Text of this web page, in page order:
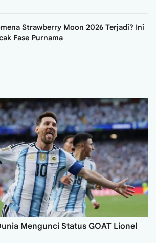
Strawberry Moon 2026 Terjadi? Ini
Fase Purnama
Mengunci Status GOAT Lionel